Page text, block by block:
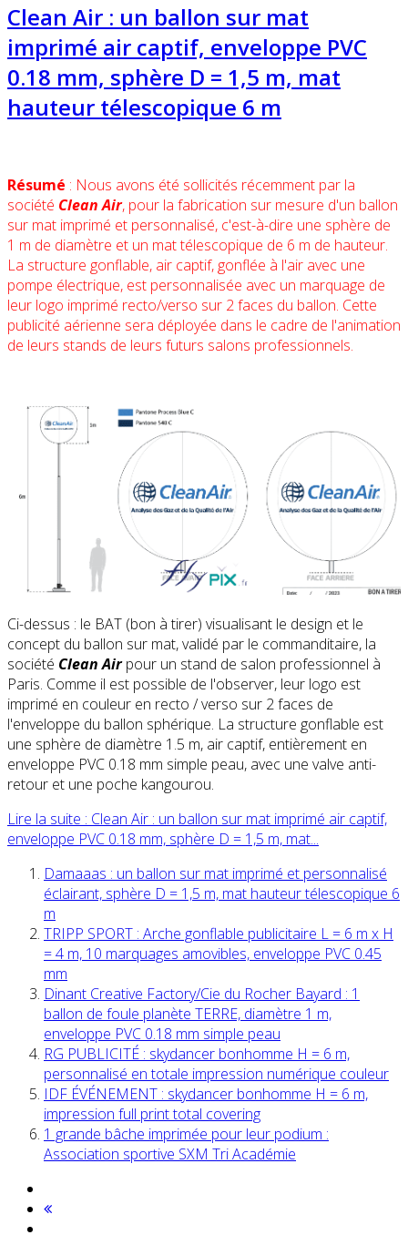
Clean Air : un ballon sur mat
imprimé air captif, enveloppe PVC
0.18 mm, sphère D = 1,5 m, mat
hauteur télescopique 6 m
Résumé : Nous avons été sollicités récemment par la
société Clean Air, pour la fabrication sur mesure d'un ballon
sur mat imprimé et personnalisé, c'est-à-dire une sphère de
1 m de diamètre et un mat télescopique de 6 m de hauteur.
La structure gonflable, air captif, gonflée à l'air avec une
pompe électrique, est personnalisée avec un marquage de
leur logo imprimé recto/verso sur 2 faces du ballon. Cette
publicité aérienne sera déployée dans le cadre de l'animation
de leurs stands de leurs futurs salons professionnels.
Ci-dessus : le BAT (bon à tirer) visualisant le design et le
concept du ballon sur mat, validé par le commanditaire, la
société Clean Airpour un stand de salon professionnel à
Paris. Comme il est possible de l'observer, leur logo est
imprimé en couleur en recto / verso sur 2 faces de
l'enveloppe du ballon sphérique. La structure gonflable est
une sphère de diamètre 1.5 m, air captif, entièrement en
enveloppe PVC 0.18 mm simple peau, avec une valve anti-
retour et une poche kangourou.
Lire la suite : Clean Air : un ballon sur mat imprimé air captif,
enveloppe PVC 0.18 mm, sphère D = 1,5 m, mat...
Damaaas : un ballon sur mat imprimé et personnalisé
éclairant, sphère D = 1,5 m, mat hauteur télescopique 6
m
TRIPP SPORT : Arche gonflable publicitaire L = 6 m x H
= 4 m, 10 marquages amovibles, enveloppe PVC 0.45
mm
Dinant Creative Factory/Cie du Rocher Bayard : 1
ballon de foule planète TERRE, diamètre 1 m,
enveloppe PVC 0.18 mm simple peau
RG PUBLICITÉ : skydancer bonhomme H = 6 m,
personnalisé en totale impression numérique couleur
IDF ÉVÉNEMENT : skydancer bonhomme H = 6 m,
impression full print total covering
1 grande bâche imprimée pour leur podium :
Association sportive SXM Tri Académie